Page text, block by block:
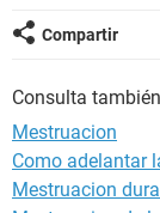
Compartir
Consulta
Mestruacion
Como adelantar
Mestruacion